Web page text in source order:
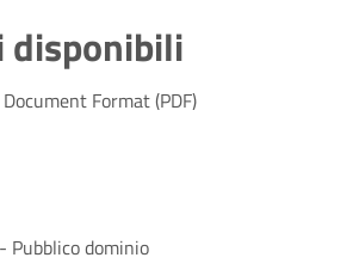
disponibili
Format (PDF)
Pubblico dominio